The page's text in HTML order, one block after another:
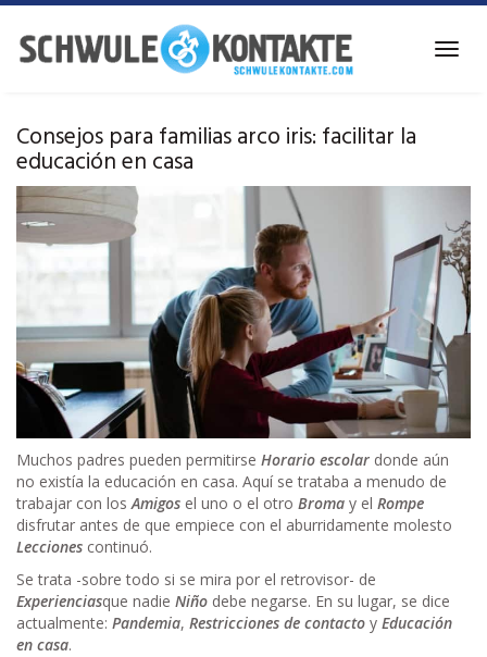
Ir
contenido
Consejos para familias arco iris: facilitar la
educación en casa
Muchos padres pueden permitirse Horario escolar donde aún
no existía la educación en casa. Aquí se trataba a menudo de
trabajar con losAmigos el uno o el otro Broma y el Rompe
disfrutar antes de que empiece con el aburridamente molesto
Lecciones continuó.
Se trata -sobre todo si se mira por el retrovisor- de
Experienciasque nadie Niño debe negarse. En su lugar, se dice
actualmente: Pandemia, Restricciones de contacto y Educación
en casa.